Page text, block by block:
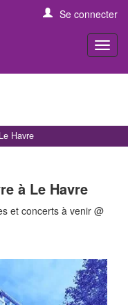
Se connecter
Havre
à Le Havre
et concerts à venir @